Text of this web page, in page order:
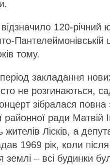
120-річний
Пантелеймонівській
тому.
закладання
не розгинаються,
зібралася
районної ради Матвій
Лісків, а
1969 рік, коли
землі – всі будинки